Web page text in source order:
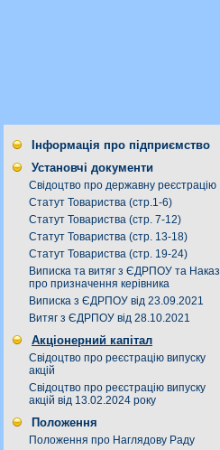
Інформація про підприємство
Установчі документи
Свідоцтво про державну реєстрацію
Статут Товариства (стр.1-6)
Статут Товариства (стр. 7-12)
Статут Товариства (стр. 13-18)
Статут Товариства (стр. 19-24)
Виписка та витяг з ЄДРПОУ та Наказ
про призначення керівника
Виписка з ЄДРПОУ від 23.09.2021
Витяг з ЄДРПОУ від 28.10.2021
Акціонерний капітал
Свідоцтво про реєстрацію випуску
акцій
Свідоцтво про реєстрацію випуску
акцій від 13.02.2024 року
Положення
Положення про Наглядову Раду